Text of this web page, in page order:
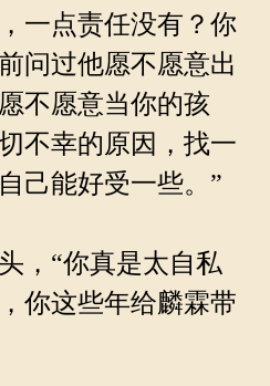
一点责任没有？你
问过他愿不愿意出
不愿意当你的孩
不幸的原因，找一
己能好受一些。”
，“你真是太自私
你这些年给麟霖带